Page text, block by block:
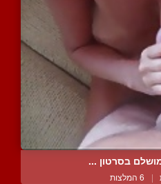
בסרטון ...
| 6 המלצות